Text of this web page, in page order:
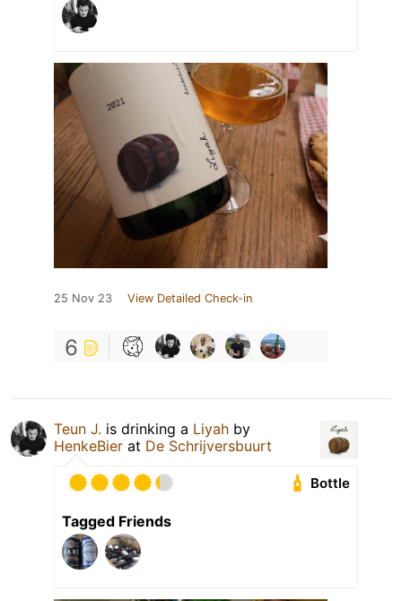
25 Nov 23 View Detailed Check-in
6
Teun J. is drinking a Liyah by
HenkeBier at De Schrijversbuurt
Bottle
Tagged Friends